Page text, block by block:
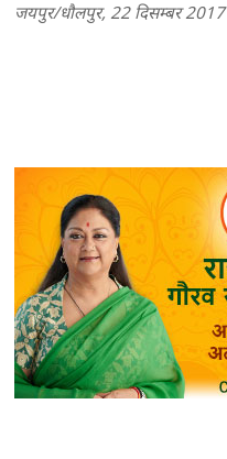
जयपुर/धौलपुर, 22 दिसम्बर 2017